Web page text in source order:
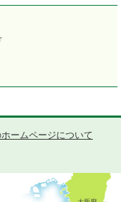
ホームページについて